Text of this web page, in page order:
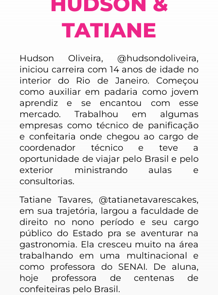
TATIANE
Hudson Oliveira, @hudsondoliveira,
iniciou carreira com 14 anos de idade no
interior do Rio de Janeiro. Começou
como auxiliar em padaria como jovem
aprendiz e se encantou com esse
mercado. Trabalhou em algumas
empresas como técnico de panificação
e confeitaria onde chegou ao cargo de
coordenador técnico e teve a
oportunidade de viajar pelo Brasil e pelo
exterior ministrando aulas e
consultorias.
Tatiane Tavares, @tatianetavarescakes,
em sua trajetória, largou a faculdade de
direito no nono período e seu cargo
público do Estado pra se aventurar na
gastronomia. Ela cresceu muito na área
trabalhando em uma multinacional e
como professora do SENAI. De aluna,
hoje professora de centenas de
confeiteiras pelo Brasil.